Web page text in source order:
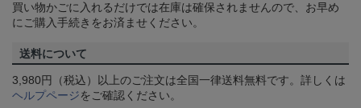
買い物かごに入れるだけでは在庫は確保されませんので、お早め
にご購入手続きをお済ませください。
送料について
3,980円（税込）以上のご注文は全国一律送料無料です。詳しくは
ヘルプページをご確認ください。